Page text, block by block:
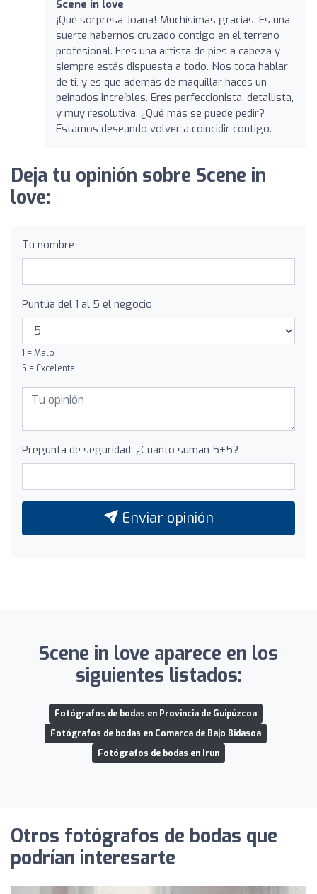
Scene in love
¡Qué sorpresa Joana! Muchísimas gracias. Es una
suerte habernos cruzado contigo en el terreno
profesional. Eres una artista de pies a cabeza y
siempre estás dispuesta a todo. Nos toca hablar
de ti, y es que además de maquillar haces un
peinados increíbles. Eres perfeccionista, detallista,
y muy resolutiva. ¿Qué más se puede pedir?
Estamos deseando volver a coincidir contigo.
Deja tu opinión sobre Scene in
love:
Tu nombre
Puntúa del 1 al 5 el negocio
1 = Malo
5 = Excelente
Pregunta de seguridad: ¿Cuánto suman 5+5?
Enviar opinión
Scene in love aparece en los
siguientes listados:
Fotógrafos de bodas en Provincia de Guipúzcoa
Fotógrafos de bodas en Comarca de Bajo Bidasoa
Fotógrafos de bodas en Irun
Otros fotógrafos de bodas que
podrían interesarte